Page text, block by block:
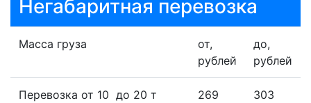
Негабаритная перевозка
Масса груза
от,
рублей
до,
рублей
Перевозка от 10 до 20 т
269
303